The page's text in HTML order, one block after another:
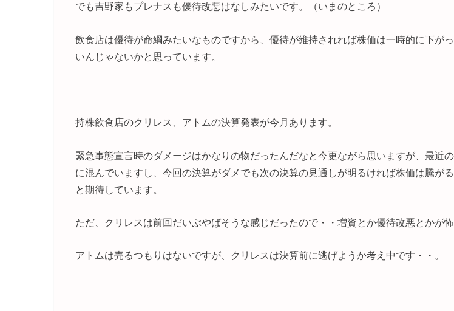
でも吉野家もプレナスも優待改悪はなしみたいです。（いまのところ）
飲食店は優待が命綱みたいなものですから、優待が維持されれば株価は一時的に下が
いんじゃないかと思っています。
持株飲食店のクリレス、アトムの決算発表が今月あります。
緊急事態宣言時のダメージはかなりの物だったんだなと今更ながら思いますが、最近
に混んでいますし、今回の決算がダメでも次の決算の見通しが明るければ株価は騰が
と期待しています。
ただ、クリレスは前回だいぶやばそうな感じだったので・・増資とか優待改悪とかが怖
アトムは売るつもりはないですが、クリレスは決算前に逃げようか考え中です・・。